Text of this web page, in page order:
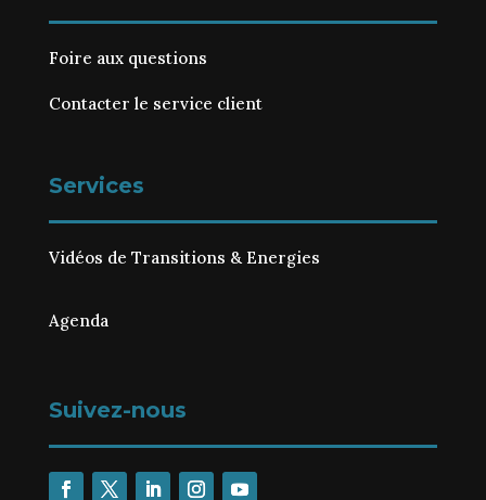
Foire aux questions
Contacter le service client
Services
Vidéos de Transitions & Energies
Agenda
Suivez-nous